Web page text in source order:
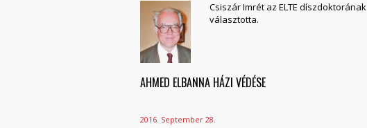
Csiszár Imrét az ELTE díszdoktorának
választotta.
AHMED ELBANNA HÁZI VÉDÉSE
2016. September 28.